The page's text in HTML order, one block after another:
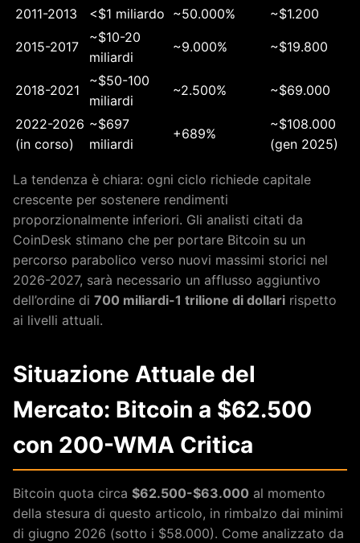
2011-2013
<$1 miliardo ~50.000% ~$1.200
2015-2017
~$10-20
miliardi
~9.000% ~$19.800
2018-2021
~$50-100
miliardi
~2.500% ~$69.000
2022-2026
(in corso)
~$697
miliardi
+689%
~$108.000
(gen 2025)
La tendenza è chiara: ogni ciclo richiede capitale
crescente per sostenere rendimenti
proporzionalmente inferiori. Gli analisti citati da
CoinDesk stimano che per portare Bitcoin su un
percorso parabolico verso nuovi massimi storici nel
2026-2027, sarà necessario un afflusso aggiuntivo
dell’ordine di 700 miliardi-1 trilione di dollari rispetto
ai livelli attuali.
Situazione Attuale del
Mercato: Bitcoin a $62.500
con 200-WMA Critica
Bitcoin quota circa $62.500-$63.000 al momento
della stesura di questo articolo, in rimbalzo dai minimi
di giugno 2026 (sotto i $58.000). Come analizzato da